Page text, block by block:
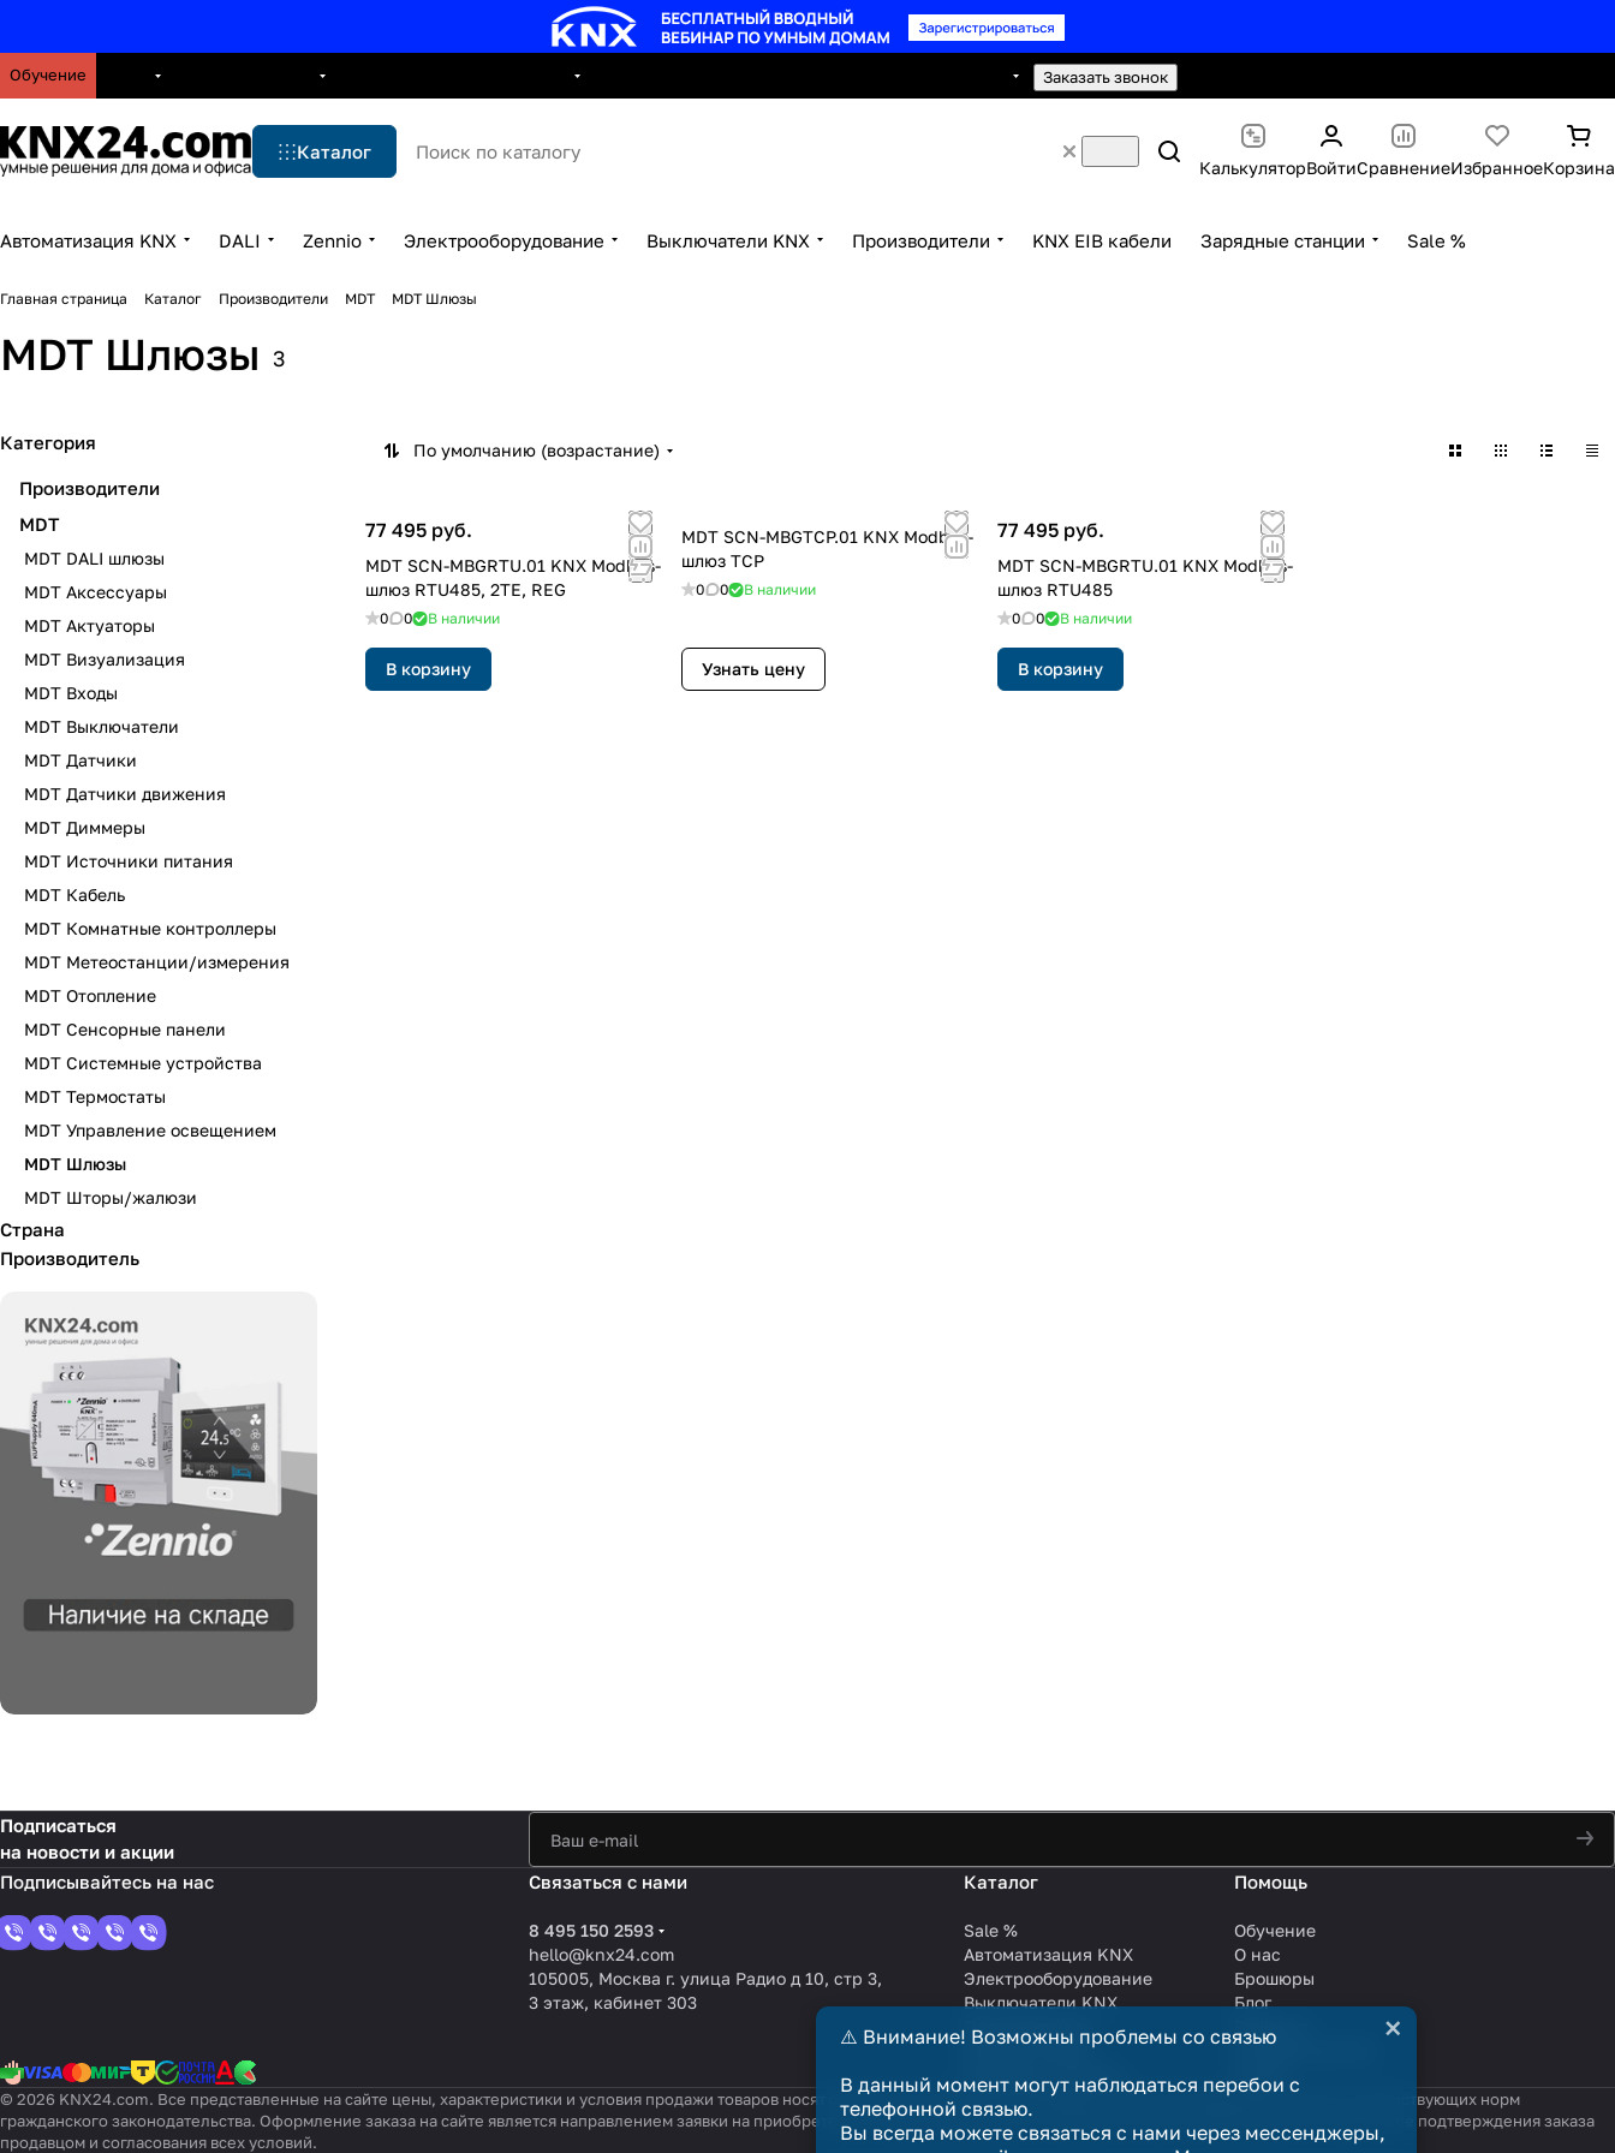
Обучение Заказать звонок
Каталог
КалькуляторВойтиСравнениеИзбранноеКорзина
Автоматизация KNX DALI Zennio Электрооборудование Выключатели KNX Производители KNX EIB кабели Зарядные станции Sale %
Главная страница Каталог Производители MDT MDT Шлюзы
MDT Шлюзы 3
По умолчанию (возрастание)
77 495 руб.
MDT SCN-MBGRTU.01 KNX Modbus-
шлюз RTU485, 2TE, REG
0 0 В наличии
В корзину
MDT SCN-MBGTCP.01 KNX Modbus-
шлюз TCP
0 0 В наличии
Узнать цену
77 495 руб.
MDT SCN-MBGRTU.01 KNX Modbus-
шлюз RTU485
0 0 В наличии
В корзину
Категория
Производители
MDT
MDT DALI шлюзы
MDT Аксессуары
MDT Актуаторы
MDT Визуализация
MDT Входы
MDT Выключатели
MDT Датчики
MDT Датчики движения
MDT Диммеры
MDT Источники питания
MDT Кабель
MDT Комнатные контроллеры
MDT Метеостанции/измерения
MDT Отопление
MDT Сенсорные панели
MDT Системные устройства
MDT Термостаты
MDT Управление освещением
MDT Шлюзы
MDT Шторы/жалюзи
Страна
Производитель
Подписаться
на новости и акции
Связаться с нами
8 495 150 2593
hello@knx24.com
105005, Москва г. улица Радио д 10, стр 3,
3 этаж, кабинет 303
Каталог
Sale %
Автоматизация KNX
Электрооборудование
Выключатели KNX
Производители
KNX EIB кабели
Зарядные станции
Помощь
Обучение
О нас
Брошюры
Блог
Сотрудничество
Услуги
© 2026 KNX24.com. Все представленные на сайте цены, характеристики и условия продажи товаров носят справочный характер и не являются публичной офертой в смысле соответствующих норм
гражданского законодательства. Оформление заказа на сайте является направлением заявки на приобретение товара. Договор купли-продажи считается заключённым только после подтверждения заказа
продавцом и согласования всех условий.
⚠️ Внимание! Возможны проблемы со связью
В данный момент могут наблюдаться перебои с
телефонной связью.
Вы всегда можете связаться с нами через мессенджеры,
×